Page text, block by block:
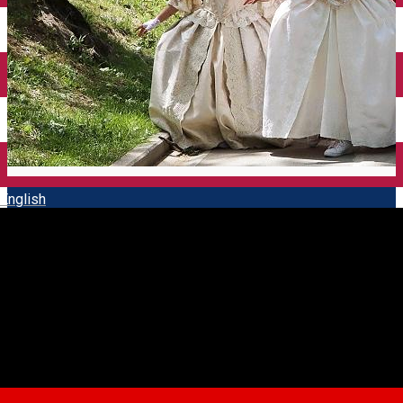
English